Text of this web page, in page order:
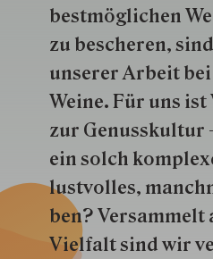
best­mög­lich­en
zu besche­ren,
unserer Arbeit
Weine. Für uns
zur Genuss­kultur
ein solch
lustvolles,
ben? Versammelt
Vielfalt sind wir